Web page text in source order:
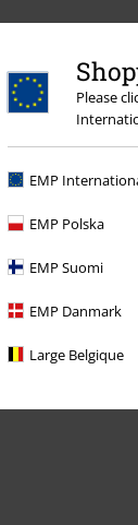
Please
EMP
EMP Polska
EMP Suomi
EMP Danmark
Large Belgique
da
von 09:00 Uhr